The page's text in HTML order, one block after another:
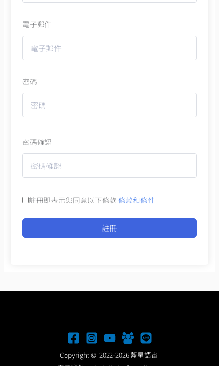
電子郵件
密碼
密碼確認
註冊即表示您同意以下條款 條款和條件
註冊
Copyright © 2022-2026 藍星語宙